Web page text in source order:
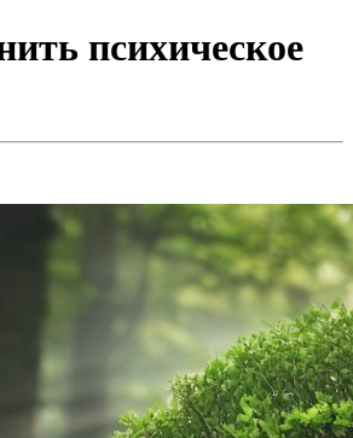
психическое